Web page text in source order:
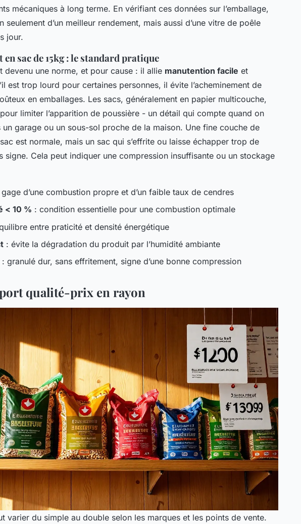
mécaniques à long terme. En vérifiant ces données sur l’emballage,
seulement d’un meilleur rendement, mais aussi d’une vitre de poêle
jour.
sac de 15kg : le standard pratique
devenu une norme, et pour cause : il allie manutention facile et
est trop lourd pour certaines personnes, il évite l’acheminement de
en emballages. Les sacs, généralement en papier multicouche,
limiter l’apparition de poussière - un détail qui compte quand on
un garage ou un sous-sol proche de la maison. Une fine couche de
est normale, mais un sac qui s’effrite ou laisse échapper trop de
signe. Cela peut indiquer une compression insuffisante ou un stockage
gage d’une combustion propre et d’un faible taux de cendres
< 10 % : condition essentielle pour une combustion optimale
entre praticité et densité énergétique
: évite la dégradation du produit par l’humidité ambiante
: granulé dur, sans effritement, signe d’une bonne compression
qualité-prix en rayon
varier du simple au double selon les marques et les points de vente.